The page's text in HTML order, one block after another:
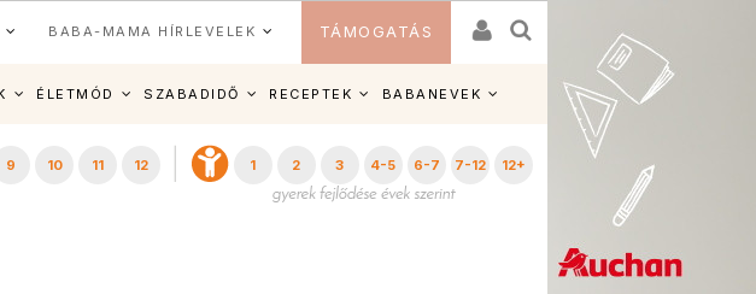
BABA-MAMA HÍRLEVELEK TÁMOGATÁS
ÉLETMÓD SZABADIDŐ RECEPTEK BABANEVEK
9 10 11 12 1 2 3 4-5 6-7 7-12 12+